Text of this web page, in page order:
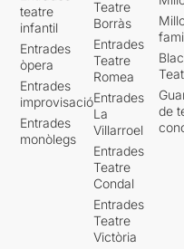
teatre
infantil
Entrades
òpera
Entrades
improvisació
Entrades
monòlegs
Teatre
Borràs
Entrades
Teatre
Romea
Entrades
La
Villarroel
Entrades
Teatre
Condal
Entrades
Teatre
Victòria
de